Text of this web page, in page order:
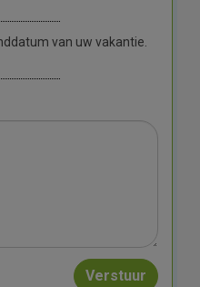
van uw vakantie.